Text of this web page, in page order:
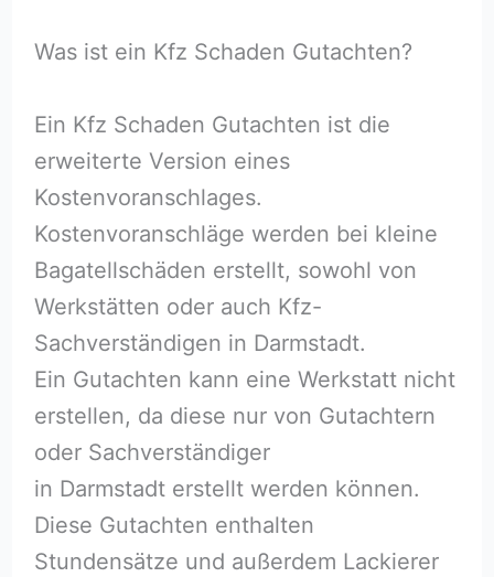
Was ist ein Kfz Schaden Gutachten?
Ein Kfz Schaden Gutachten ist die
erweiterte Version eines
Kostenvoranschlages.
Kostenvoranschläge werden bei kleine
Bagatellschäden erstellt, sowohl von
Werkstätten oder auch Kfz-
Sachverständigen in Darmstadt.
Ein Gutachten kann eine Werkstatt nicht
erstellen, da diese nur von Gutachtern
oder Sachverständiger
in Darmstadt erstellt werden können.
Diese Gutachten enthalten
Stundensätze und außerdem Lackierer